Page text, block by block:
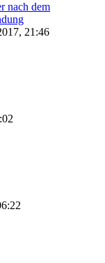
nach dem
21:46